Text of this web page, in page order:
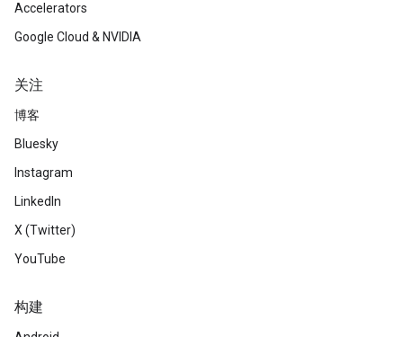
Accelerators
Google Cloud & NVIDIA
关注
博客
Bluesky
Instagram
LinkedIn
X (Twitter)
YouTube
构建